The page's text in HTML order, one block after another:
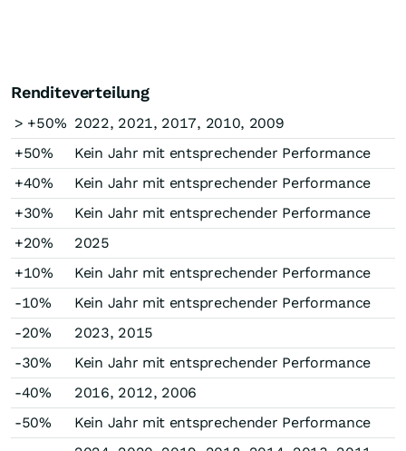
Renditeverteilung
> +50% 2022, 2021, 2017, 2010, 2009
+50%
Kein Jahr mit entsprechender Performance
+40%
Kein Jahr mit entsprechender Performance
+30%
Kein Jahr mit entsprechender Performance
+20%
2025
+10%
Kein Jahr mit entsprechender Performance
-10%
Kein Jahr mit entsprechender Performance
-20%
2023, 2015
-30%
Kein Jahr mit entsprechender Performance
-40%
2016, 2012, 2006
-50%
Kein Jahr mit entsprechender Performance